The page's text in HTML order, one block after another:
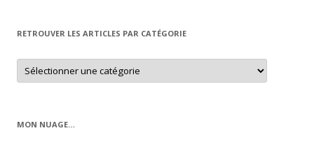
RETROUVER LES ARTICLES PAR CATÉGORIE
Retrouver
les
articles
MON NUAGE…